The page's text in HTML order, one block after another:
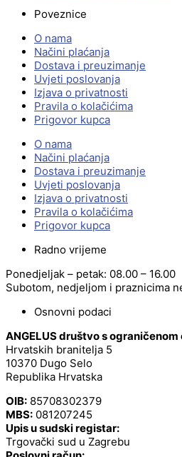
Poveznice
O nama
Načini plaćanja
Dostava i preuzimanje
Uvjeti poslovanja
Izjava o privatnosti
Pravila o kolačićima
Prigovor kupca
O nama
Načini plaćanja
Dostava i preuzimanje
Uvjeti poslovanja
Izjava o privatnosti
Pravila o kolačićima
Prigovor kupca
Radno vrijeme
Ponedjeljak – petak: 08.00 – 16.00
Subotom, nedjeljom i praznicima
Osnovni podaci
ANGELUS društvo s
Hrvatskih branitelja 5
10370 Dugo Selo
Republika Hrvatska
OIB: 85708302379
MBS: 081207245
Upis u sudski registar:
Trgovački sud u Zagrebu